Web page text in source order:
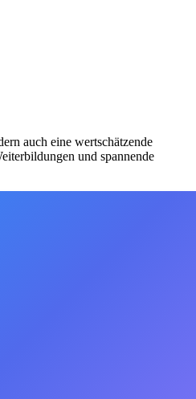
auch eine wertschätzende
und spannende